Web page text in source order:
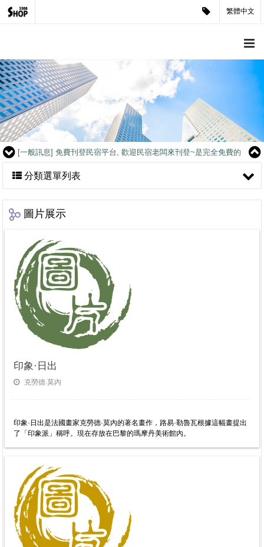
繁體中文
[客戶見證]讓人產生疑慮的客戶？公司企業形象官網是很重要的.
[一般訊息]免費刊登民宿平台, 歡迎民宿老闆來刊登~是完全免費的
喔
[客戶見證]煥采企業-藝人潘慧如愛好見證
[客戶見證]
CCK SHOP軍用禮品-媒體報導
[客戶見證]
讓人產生疑慮的客戶？公司企業形象官網是很重要的.
[一般訊息] 免費刊登民宿平台, 歡迎民宿老闆來刊登~是完全免費的
[客戶見證] CCK SHOP軍用禮品-媒體報導
[一般訊息]免費刊登民宿平台, 歡迎民宿老闆來刊登~是完全免費的
[客戶見證]CCK SHOP軍用禮品-媒體報導
分類選單列表
圖片展示
印象·日出
克勞德·莫內
印象·日出是法國畫家克勞德·莫內的著名畫作，路易·勒魯瓦根據這幅畫提出
了「印象派」稱呼。現在存放在巴黎的瑪摩丹美術館內。